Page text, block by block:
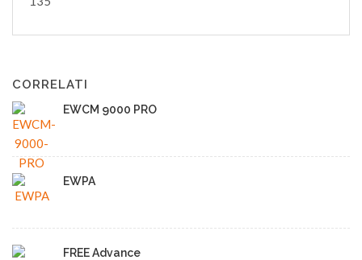
CORRELATI
EWCM 9000 PRO
EWPA
FREE Advance